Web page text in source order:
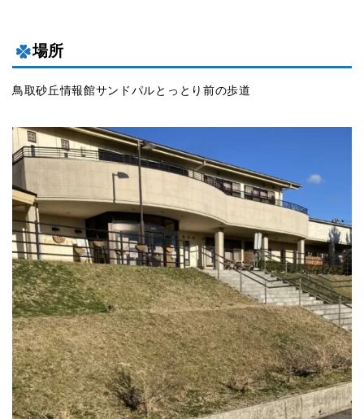
場所
鳥取砂丘情報館サンドパルとっとり前の歩道